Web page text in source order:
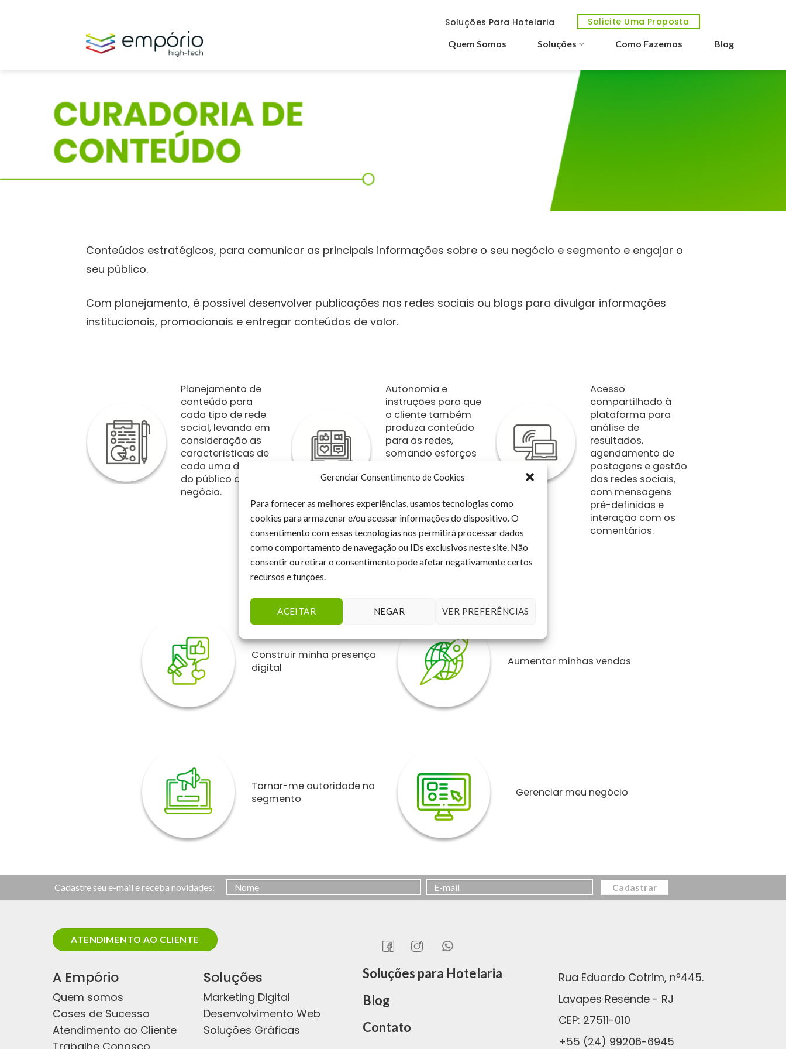
Gerenciar Consentimento de Cookies
Para fornecer as melhores experiências, usamos tecnologias como
cookies para armazenar e/ou acessar informações do dispositivo. O
consentimento com essas tecnologias nos permitirá processar dados
como comportamento de navegação ou IDs exclusivos neste site. Não
consentir ou retirar o consentimento pode afetar negativamente certos
recursos e funções.
ACEITAR NEGAR VER PREFERÊNCIAS
Soluções Para Hotelaria Solicite Uma Proposta
Quem Somos Soluções Como Fazemos Blog
Conteúdos estratégicos, para comunicar as principais informações sobre o seu negócio e segmento e engajar o
seu público.
Com planejamento, é possível desenvolver publicações nas redes sociais ou blogs para divulgar informações
institucionais, promocionais e entregar conteúdos de valor.
Planejamento de
conteúdo para
cada tipo de rede
social, levando em
consideração as
características de
cada uma delas e
do público do
negócio.
Autonomia e
instruções para que
o cliente também
produza conteúdo
para as redes,
somando esforços
a rotina e
Acesso
compartilhado à
plataforma para
análise de
resultados,
agendamento de
postagens e gestão
das redes sociais,
com mensagens
pré-definidas e
interação com os
comentários.
Construir minha presença
digital
Aumentar minhas vendas
Tornar-me autoridade no
segmento
Gerenciar meu negócio
Cadastre seu e-mail e receba novidades:
ATENDIMENTO AO CLIENTE
A Empório
Quem somos
Cases de Sucesso
Atendimento ao Cliente
Soluções
Marketing Digital
Desenvolvimento Web
Soluções Gráficas
Soluções para Hotelaria
Blog
Contato
Rua Eduardo Cotrim, nº445.
Lavapes Resende - RJ
CEP: 27511-010
+55 (24) 99206-6945